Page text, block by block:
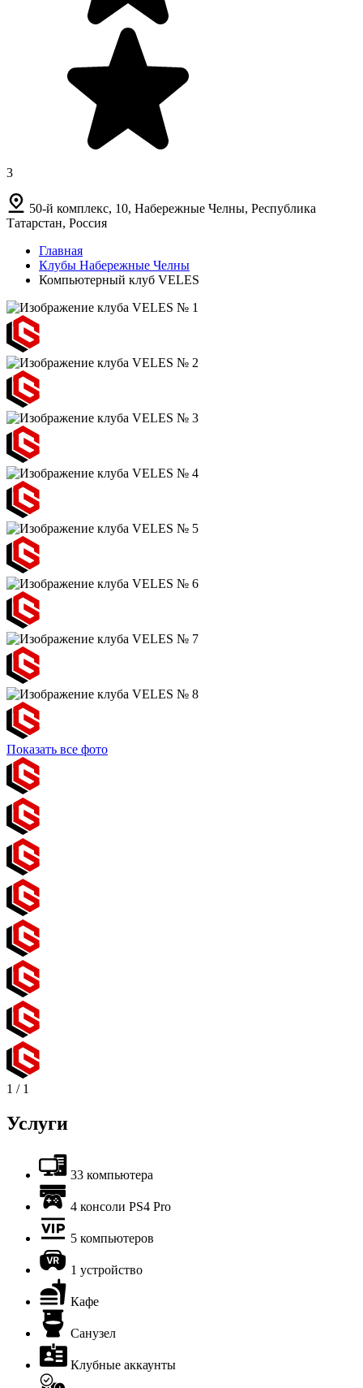
3
50-й комплекс, 10, Набережные Челны, Республика
Татарстан, Россия
Главная
Клубы Набережные Челны
Компьютерный клуб VELES
Показать все фото
1 / 1
Услуги
33 компьютера
4 консоли PS4 Pro
5 компьютеров
1 устройство
Кафе
Санузел
Клубные аккаунты